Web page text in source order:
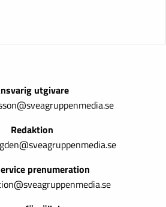
utgivare
Redaktion
prenumeration